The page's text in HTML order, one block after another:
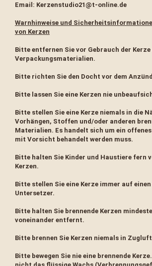
Email: Kerzenstudio21@t-online.de
Warnhinweise und
von Kerzen
Bitte entfernen Sie vor Gebrauch der Kerze
Verpackungsmaterialien.
Bitte richten Sie den Docht vor dem
Bitte lassen Sie eine Kerzen nie
Bitte stellen Sie eine Kerze niemals in die
Vorhängen, Stoffen und/oder anderen
Materialien. Es handelt sich um ein offenes
mit Vorsicht behandelt werden muss.
Bitte halten Sie Kinder und Haustiere fern
Kerzen.
Bitte stellen Sie eine Kerze immer auf
Untersetzer.
Bitte halten Sie brennende Kerzen
voneinander entfernt.
Bitte brennen Sie Kerzen niemals in
Bitte bewegen Sie nie eine brennende